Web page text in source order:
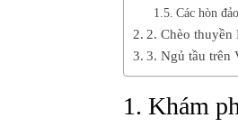
Các hòn
2. Chèo
3. Ngủ tầu trên
1. Khám